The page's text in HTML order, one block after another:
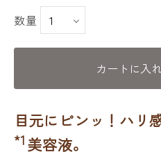
数量
カートに入
目元にピンッ！ハリ
*1 美容液。